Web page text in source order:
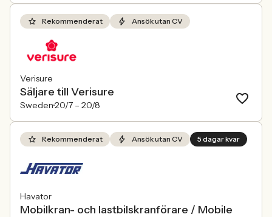
Rekommenderat Ansök utan CV
Verisure
Säljare till Verisure
Sweden20/7 – 20/8
Rekommenderat Ansök utan CV 5 dagar kvar
Havator
Mobilkran- och lastbilskranförare / Mobile